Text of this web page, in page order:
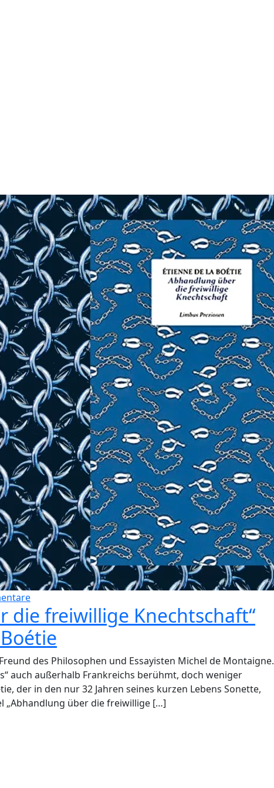
die freiwillige Knechtschaft“
des Philosophen und Essayisten Michel de Montaigne.
auch außerhalb Frankreichs berühmt, doch weniger
der in den nur 32 Jahren seines kurzen Lebens Sonette,
„Abhandlung über die freiwillige […]